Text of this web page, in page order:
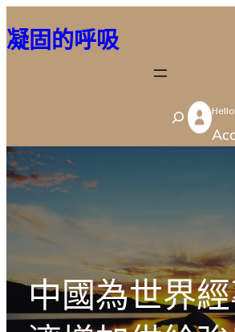
至
容
凝固的呼吸
S
e
中國為世界